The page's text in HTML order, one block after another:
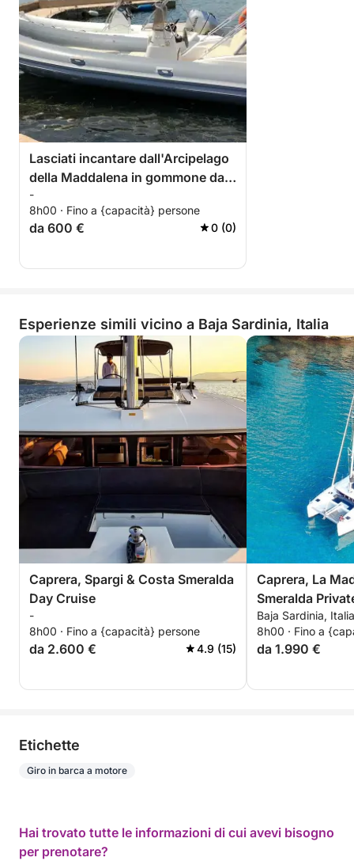
Lasciati incantare dall'Arcipelago
della Maddalena in gommone da
Baja Sardinia
-
8h00 · Fino a {capacità} persone
da 600 € 0 (0)
Esperienze simili vicino a Baja Sardinia, Italia
Caprera, Spargi & Costa Smeralda
Day Cruise
-
8h00 · Fino a {capacità} persone
da 2.600 € 4.9 (15)
Caprera, La
Smeralda
Baja Sardinia, Italia
8h00 · Fino a
da 1.990 €
Etichette
Giro in barca a motore
Hai trovato tutte le informazioni di cui avevi bisogno
per prenotare?